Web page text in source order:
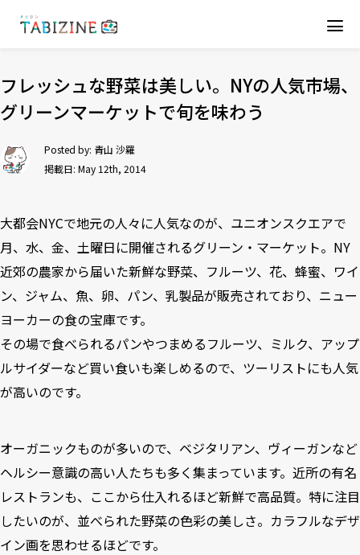
フレッシュな野菜は美しい。NYの人気市場、
グリーンマーケットで旬を味わう
Posted by: 青山 沙羅
掲載日: May 12th, 2014
大都会NYCで地元の人々に人気なのが、ユニオンスクエアで
月、水、金、土曜日に開催されるグリーン・マーケット。NY
近郊の農家から届いた新鮮な野菜、フルーツ、花、蜂蜜、ワイ
ン、ジャム、魚、卵、パン、乳製品が販売されており、ニュー
ヨーカーの食の宝庫です。
その場で食べられるパンやつまめるフルーツ、ミルク、アップ
ルサイダーなど買い食いも楽しめるので、ツーリストにも人気
が高いのです。
オーガニックものが多いので、ベジタリアン、ヴィーガンなど
ヘルシー意識の高い人たちも多く集まっています。近所の有名
レストランも、ここから仕入れるほど新鮮で高品質。特に注目
したいのが、並べられた野菜の色彩の美しさ。カラフルなデザ
イン画を思わせるほどです。